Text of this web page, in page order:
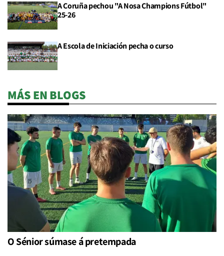
A Coruña pechou "A Nosa Champions Fútbol"
25-26
A Escola de Iniciación pecha o curso
MÁS EN BLOGS
O Sénior súmase á pretempada